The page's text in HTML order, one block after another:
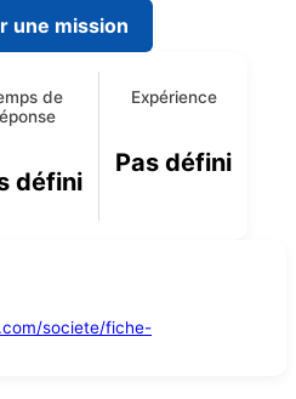
une mission
de
défini
Expérience
Pas défini
societe/fiche-